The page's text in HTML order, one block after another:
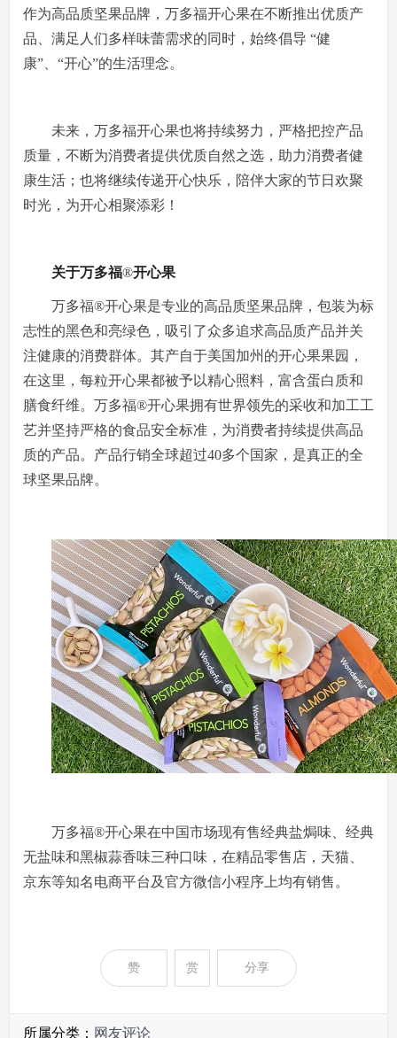
作为高品质坚果品牌，万多福开心果在不断推出优质产
品、满足人们多样味蕾需求的同时，始终倡导 “健
康”、“开心”的生活理念。
未来，万多福开心果也将持续努力，严格把控产品
质量，不断为消费者提供优质自然之选，助力消费者健
康生活；也将继续传递开心快乐，陪伴大家的节日欢聚
时光，为开心相聚添彩！
关于万多福®开心果
万多福®开心果是专业的高品质坚果品牌，包装为标
志性的黑色和亮绿色，吸引了众多追求高品质产品并关
注健康的消费群体。其产自于美国加州的开心果果园，
在这里，每粒开心果都被予以精心照料，富含蛋白质和
膳食纤维。万多福®开心果拥有世界领先的采收和加工工
艺并坚持严格的食品安全标准，为消费者持续提供高品
质的产品。产品行销全球超过40多个国家，是真正的全
球坚果品牌。
万多福®开心果在中国市场现有售经典盐焗味、经典
无盐味和黑椒蒜香味三种口味，在精品零售店，天猫、
京东等知名电商平台及官方微信小程序上均有销售。
赞 赏 分享
所属分类： 网友评论